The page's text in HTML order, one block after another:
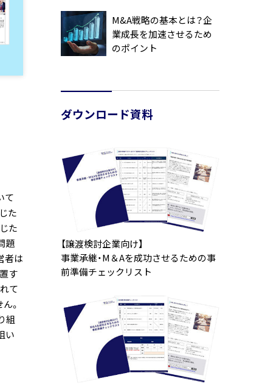
て
た
た
題
者は
す
て
。
組
い
M&A戦略の基本とは？企
業成長を加速させるため
のポイント
ダウンロード資料
【譲渡検討企業向け】
事業承継・M＆Aを成功させるための事
前準備チェックリスト